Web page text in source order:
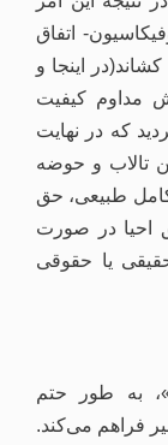
اتفاق
اینجا و
مداوم کیفیت
که در نهایت
۲۰۲۲/۱۹ شد. به این تالاب و حوضه‌
طبیعی، حق
احیا در صورت
یا حقوقی
به طور حتم
فراهم می‌کند.